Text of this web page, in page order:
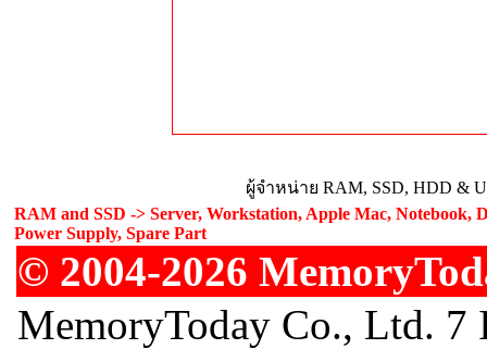
ผู้จำหน่าย RAM, SSD, HDD &
RAM and SSD -> Server, Workstation, Apple Mac, Notebook,
Power Supply, Spare Part
© 2004-2026
MemoryToday Co., Ltd.